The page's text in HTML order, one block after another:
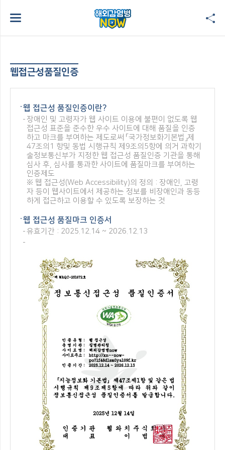
웹접근성품질인증
웹 접근성 품질인증이란?
장애인 및 고령자가 웹 사이트 이용에 불편이 없도록 웹
접근성 표준을 준수한 우수 사이트에 대해 품질을 인증
하고 마크를 부여하는 제도로써 「국가정보화기본법」제
47조의1 항및 동법 시행규칙 제9조의5항에 의거 과학기
술정보통신부가 지정한 웹 접근성 품질인증 기관을 통해
심사 후, 심사를 통과한 사이트에 품질마크를 부여하는
인증제도
※ 웹 접근성(Web Accessibility)의 정의 : 장애인, 고령
자 등이 웹사이트에서 제공하는 정보를 비장애인과 동등
하게 접근하고 이용할 수 있도록 보장하는 것
웹 접근성 품질마크 인증서
유효기간 : 2025.12.14 ~ 2026.12.13